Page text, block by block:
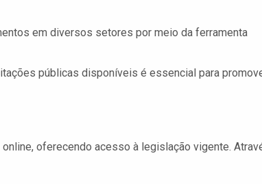
em diversos setores por meio da ferramenta
públicas disponíveis é essencial para
oferecendo acesso à legislação vigente.